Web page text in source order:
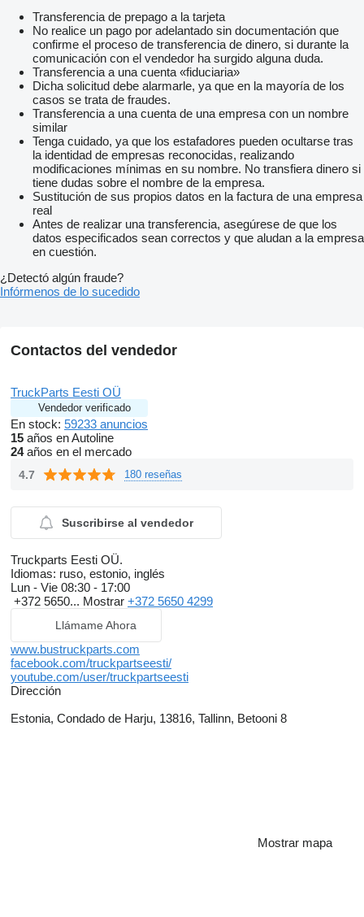
Transferencia de prepago a la tarjeta
No realice un pago por adelantado sin documentación que
confirme el proceso de transferencia de dinero, si durante la
comunicación con el vendedor ha surgido alguna duda.
Transferencia a una cuenta «fiduciaria»
Dicha solicitud debe alarmarle, ya que en la mayoría de los
casos se trata de fraudes.
Transferencia a una cuenta de una empresa con un nombre
similar
Tenga cuidado, ya que los estafadores pueden ocultarse tras
la identidad de empresas reconocidas, realizando
modificaciones mínimas en su nombre. No transfiera dinero si
tiene dudas sobre el nombre de la empresa.
Sustitución de sus propios datos en la factura de una empresa
real
Antes de realizar una transferencia, asegúrese de que los
datos especificados sean correctos y que aludan a la empresa
en cuestión.
¿Detectó algún fraude?
Infórmenos de lo sucedido
Contactos del vendedor
TruckParts Eesti OÜ
Vendedor verificado
En stock: 59233 anuncios
15 años en Autoline
24años en el mercado
4.7 180 reseñas
Suscribirse al vendedor
Truckparts Eesti OÜ.
Idiomas: ruso, estonio, inglés
Lun - Vie 08:30 - 17:00
+372 5650... Mostrar +372 5650 4299
Llámame Ahora
www.bustruckparts.com
facebook.com/truckpartseesti/
youtube.com/user/truckpartseesti
Dirección
Estonia, Condado de Harju, 13816, Tallinn, Betooni 8
Mostrar mapa